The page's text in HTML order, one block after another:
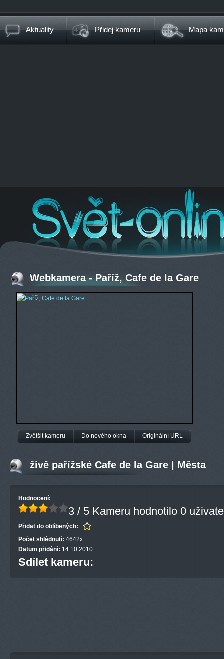
Aktuality Přidej kameru Mapa
Webkamera - Paříž, Cafe de la Gare
Zvětšit kameru Do nového okna Originální URL
živě pařížské Cafe de la Gare | Města
Hodnocení:
3 / 5 Kameru hodnotilo 0
Přidat do oblíbených:
Počet shlédnutí: 4642x
Datum přidání: 14.10.2010
Sdílet kameru: